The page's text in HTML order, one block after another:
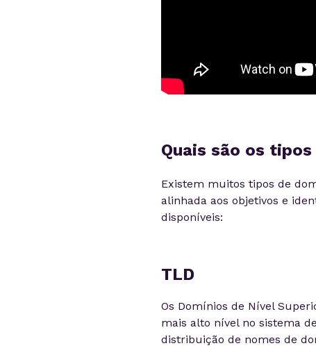
Quais são os
Existem muitos tipos de
alinhada aos objetivos e
disponíveis:
TLD
Os Domínios de Nível
mais alto nível no sistema
distribuição de nomes de